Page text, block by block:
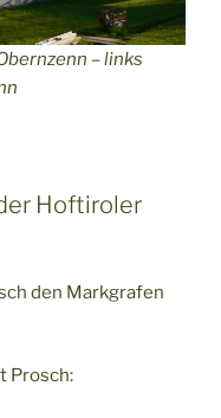
– links
Hoftiroler
den Markgrafen
Prosch: